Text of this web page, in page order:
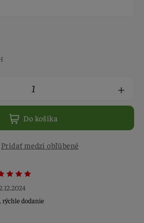
+
Do košíka
Pridať medzi obľúbené
rýchle dodanie